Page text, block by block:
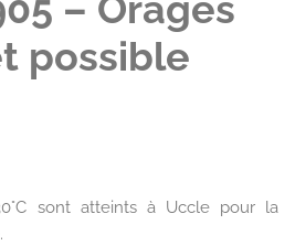
possible
sont atteints à Uccle pour la